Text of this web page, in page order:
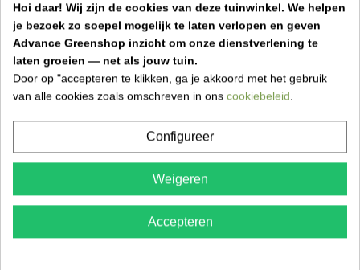
Hoi daar! Wij zijn de cookies van deze tuinwinkel. We helpen
je bezoek zo soepel mogelijk te laten verlopen en geven
Advance Greenshop inzicht om onze dienstverlening te
laten groeien — net als jouw tuin.
Door op "accepteren te klikken, ga je akkoord met het gebruik
van alle cookies zoals omschreven in ons cookiebeleid
Configureer
Weigeren
Accepteren